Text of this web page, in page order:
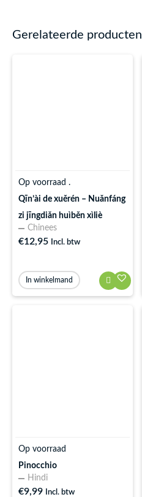
Gerelateerde producten
Op voorraad .
Qīn’ài de xuěrén – Nuǎnfáng
zi jīngdiǎn huìběn xìliè
Chinees
€12,95 Incl. btw
In winkelmand
Op voorraad
Pinocchio
Hindi
€9,99 Incl. btw